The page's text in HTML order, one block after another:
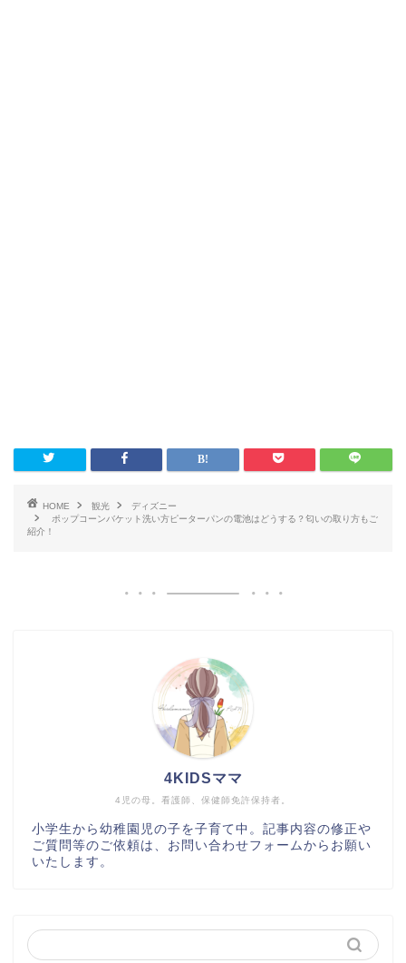
HOME 観光
ディズニー
ポップコーンバケット洗い方ピーターパンの電池はどうする？匂いの取り方もご
紹介！
4児の母。看護師、保健師免許保持者。
4KIDSママ
小学生から幼稚園児の子を子育て中。記事内容の修正や
ご質問等のご依頼は、お問い合わせフォームからお願い
いたします。